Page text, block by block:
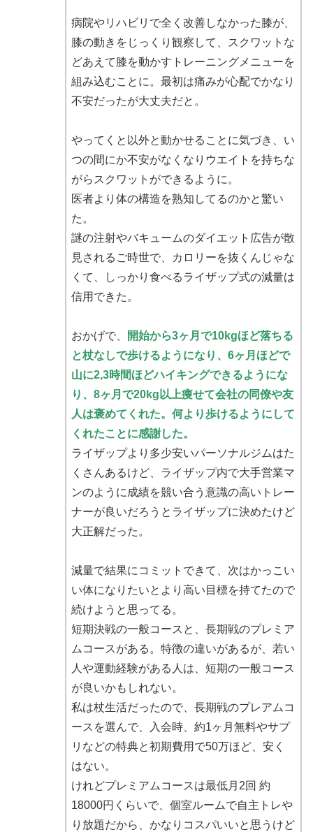
病院やリハビリで全く改善しなかった膝が、
膝の動きをじっくり観察して、スクワットな
どあえて膝を動かすトレーニングメニューを
組み込むことに。最初は痛みが心配でかなり
不安だったが大丈夫だと。
やってくと以外と動かせることに気づき、い
つの間にか不安がなくなりウエイトを持ちな
がらスクワットができるように。
医者より体の構造を熟知してるのかと驚い
た。
謎の注射やバキュームのダイエット広告が散
見されるご時世で、カロリーを抜くんじゃな
くて、しっかり食べるライザップ式の減量は
信用できた。
おかげで、
開始から3ヶ月で10kgほど落ちる
と杖なしで歩けるようになり、6ヶ月ほどで
山に2,3時間ほどハイキングできるようにな
り、8ヶ月で20kg以上痩せて会社の同僚や友
人は褒めてくれた。何より歩けるようにして
くれたことに感謝した。
ライザップより多少安いパーソナルジムはた
くさんあるけど、ライザップ内で大手営業マ
ンのように成績を競い合う意識の高いトレー
ナーが良いだろうとライザップに決めたけど
大正解だった。
減量で結果にコミットできて、次はかっこい
い体になりたいとより高い目標を持てたので
続けようと思ってる。
短期決戦の一般コースと、長期戦のプレミア
ムコースがある。特徴の違いがあるが、若い
人や運動経験がある人は、短期の一般コース
が良いかもしれない。
私は杖生活だったので、長期戦のプレアムコ
ースを選んで、入会時、約1ヶ月無料やサプ
リなどの特典と初期費用で50万ほど、安く
はない。
けれどプレミアムコースは最低月2回 約
18000円くらいで、個室ルームで自主トレや
り放題だから、かなりコスパいいと思うけど